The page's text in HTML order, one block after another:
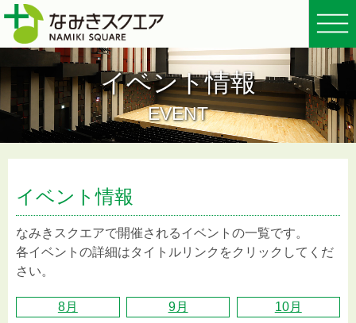
イベント情報
EVENT
イベント情報
なみきスクエアで開催されるイベントの一覧です。
各イベントの詳細はタイトルリンクをクリックしてくだ
さい。
8月 9月 10月